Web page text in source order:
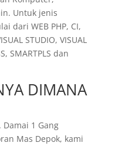
Untuk jenis
dari WEB PHP, CI,
STUDIO, VISUAL
SMARTPLS dan
DIMANA
1 Gang
Mas Depok, kami